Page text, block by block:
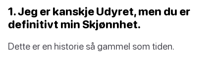
1. Jeg er kanskje Udyret, men du er
definitivt min Skjønnhet.
Dette er en historie så gammel som tiden.